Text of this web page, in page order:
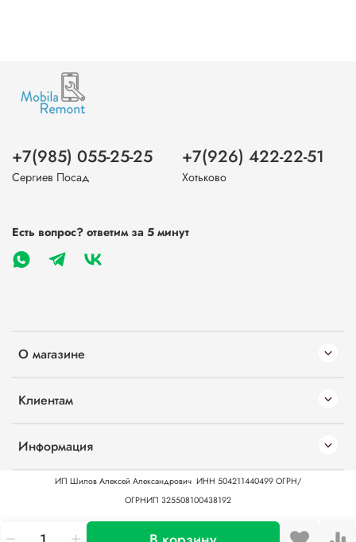
О магазине
Клиентам
Информация
+7(985) 055-25-25
Сергиев Посад
+7(926) 422-22-51
Хотьково
Есть вопрос? ответим за 5 минут
ИП Шилов Алексей Александрович ИНН 504211440499 ОГРН/
ОГРНИП 325508100438192